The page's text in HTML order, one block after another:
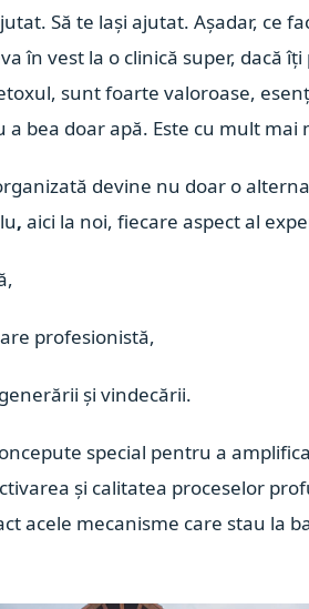
Să te lași ajutat. Așadar, ce
în vest la o clinică super, dacă
sunt foarte valoroase,
bea doar apă. Este cu mult mai
devine nu doar o
,aici la noi, fiecare aspect al
profesionistă,
și vindecării.
special pentru a
și calitatea proceselor
acele mecanisme care stau la